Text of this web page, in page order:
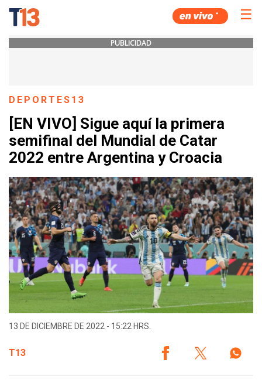
☰
PUBLICIDAD
DEPORTES13
[EN VIVO] Sigue aquí la primera
semifinal del Mundial de Catar
2022 entre Argentina y Croacia
13 DE DICIEMBRE DE 2022 - 15:22 HRS.
T13